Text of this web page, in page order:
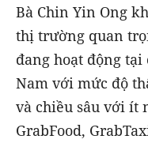
Bà Chin Yin Ong
thị trường quan
đang hoạt động
Nam với mức độ
và chiều sâu với ít
GrabFood,